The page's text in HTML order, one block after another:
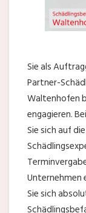
Sie als
Partner-
Waltenhofen
engagieren.
Sie sich auf
Unternehmen
Sie sich